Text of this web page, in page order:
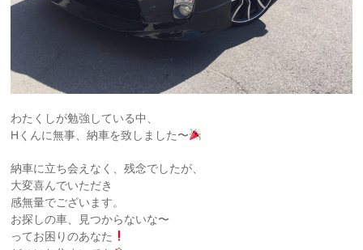
わたくしが勉強している中、
Hくんに無事、納車を致しました〜
納車に立ち会えなく、残念でしたが、
大変喜んでいただき
感無量でございます。
お探しの車、見つからないな〜
ってお困りのあなた